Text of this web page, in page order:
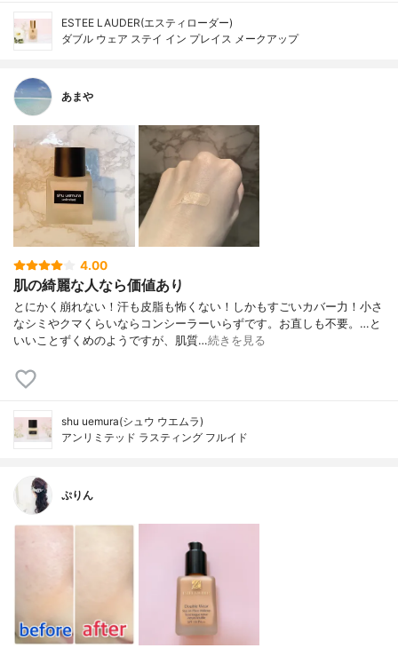
ESTEE LAUDER(エスティローダー)
ダブル ウェア ステイ イン プレイス メークアップ
あまや
4.00
肌の綺麗な人なら価値あり
とにかく崩れない！汗も皮脂も怖くない！しかもすごいカバー力！小さ
なシミやクマくらいならコンシーラーいらずです。お直しも不要。…と
いいことずくめのようですが、肌質…続きを見る
shu uemura(シュウ ウエムラ)
アンリミテッド ラスティング フルイド
ぷりん